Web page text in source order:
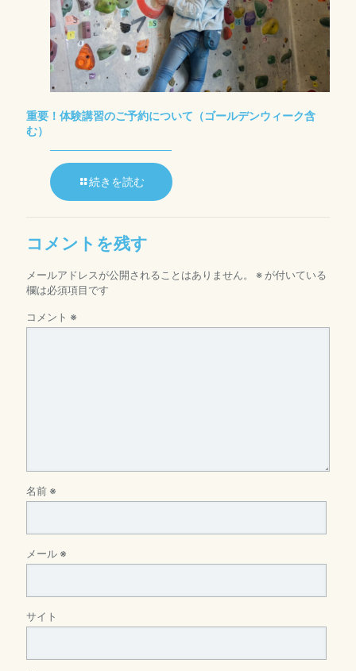
重要！体験講習のご予約について（ゴールデンウィーク含
む）
続きを読む
コメントを残す
メールアドレスが公開されることはありません。 ※ が付いている
欄は必須項目です
コメント ※
名前 ※
メール ※
サイト